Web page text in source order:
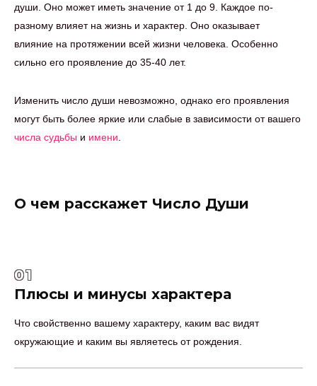
души. Оно может иметь значение от 1 до 9. Каждое по-
разному влияет на жизнь и характер. Оно оказывает
влияние на протяжении всей жизни человека. Особенно
сильно его проявление до 35-40 лет.
Изменить число души невозможно, однако его проявления
могут быть более яркие или слабые в зависимости от вашего
числа судьбы и имени
О чем расскажет Число Души
01
Плюсы и минусы характера
Что свойственно вашему характеру, каким вас видят
окружающие и каким вы являетесь от рождения.